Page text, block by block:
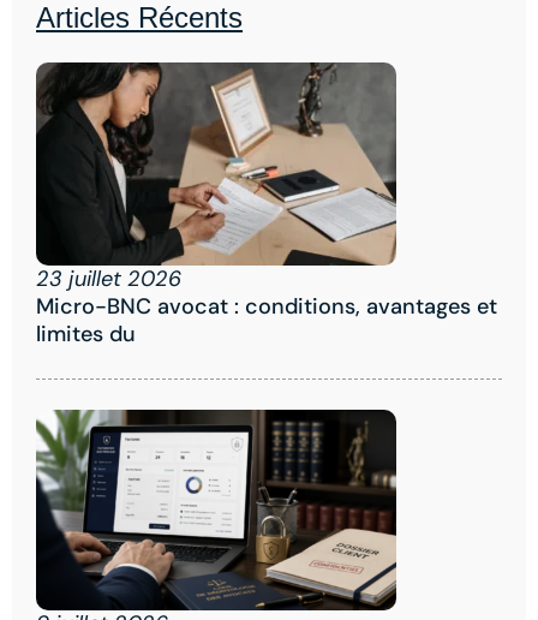
Articles Récents
23 juillet 2026
Micro-BNC avocat : conditions, avantages et
limites du